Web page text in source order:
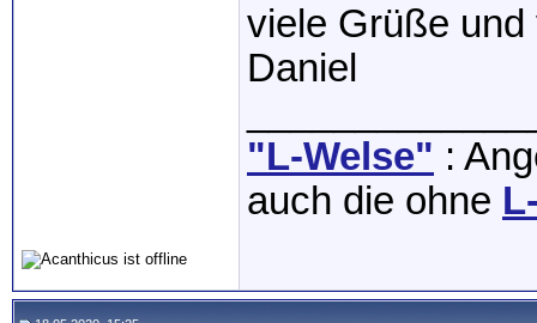
viele Grüße und
Daniel
"L-Welse" :
auch die ohne